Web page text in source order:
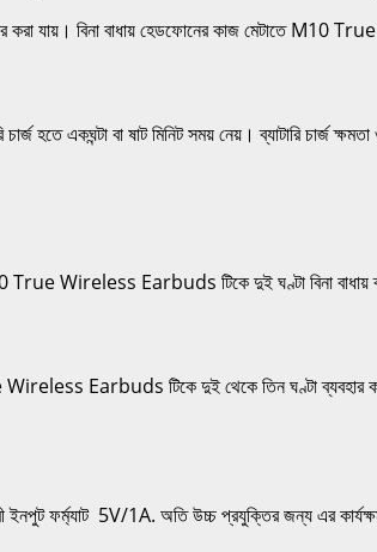
করা যায়। বিনা বাধায় হেডফোনের কাজ মেটাতে
বা ষাট মিনিট সময় নেয়। ব্যাটারি চার্জ ক্ষমতা
True Wireless Earbuds টিকে দুই ঘণ্টা বিনা
Earbuds টিকে দুই থেকে তিন ঘণ্টা ব্যবহার করা
5V/1A. অতি উচ্চ প্রযুক্তির জন্য এর